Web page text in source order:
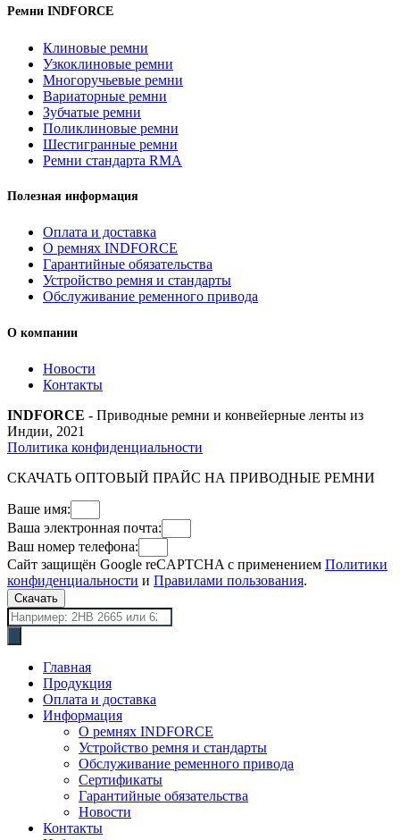
Ремни INDFORCE
Клиновые ремни
Узкоклиновые ремни
Многоручьевые ремни
Вариаторные ремни
Зубчатые ремни
Поликлиновые ремни
Шестигранные ремни
Ремни стандарта RMA
Полезная информация
Оплата и доставка
О ремнях INDFORCE
Гарантийные обязательства
Устройство ремня и стандарты
Обслуживание ременного привода
О компании
Новости
Контакты
INDFORCE - Приводные ремни и конвейерные ленты из
Индии, 2021
Политика конфиденциальности
СКАЧАТЬ ОПТОВЫЙ ПРАЙС НА ПРИВОДНЫЕ РЕМНИ
Ваше имя:
Ваша электронная почта:
Ваш номер телефона:
Сайт защищён Google reCAPTCHA с применением Политики
конфиденциальности и Правилами пользования.
Скачать
Поиск
товаров
Главная
Продукция
Оплата и доставка
Информация
О ремнях INDFORCE
Устройство ремня и стандарты
Обслуживание ременного привода
Сертификаты
Гарантийные обязательства
Новости
Контакты